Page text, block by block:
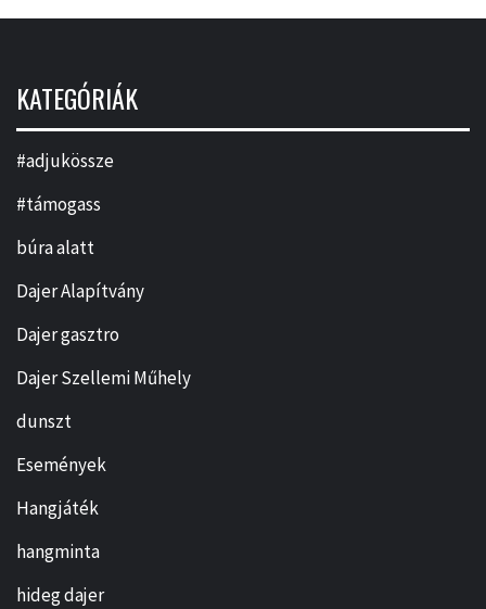
KATEGÓRIÁK
#adjukössze
#támogass
búra alatt
Dajer Alapítvány
Dajer gasztro
Dajer Szellemi Műhely
dunszt
Események
Hangjáték
hangminta
hideg dajer